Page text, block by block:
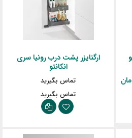
ارگنایزر پشت درب رونیا سری
انکانتو
تماس بگیرید
تماس بگیرید